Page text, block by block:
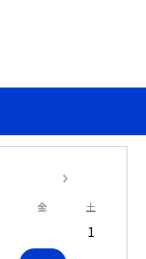
金 土
1